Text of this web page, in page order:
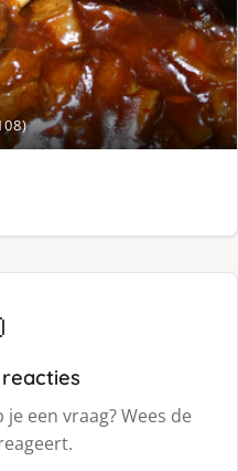
een vraag? Wees de